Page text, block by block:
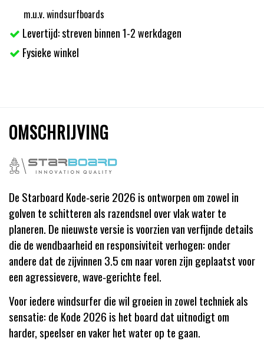
m.u.v. windsurfboards
Levertijd: streven binnen 1-2 werkdagen
Fysieke winkel
OMSCHRIJVING
De Starboard Kode‑serie 2026 is ontworpen om zowel in
golven te schitteren als razendsnel over vlak water te
planeren. De nieuwste versie is voorzien van verfijnde details
die de wendbaarheid en responsiviteit verhogen: onder
andere dat de zijvinnen 3.5 cm naar voren zijn geplaatst voor
een agressievere, wave‑gerichte feel.
Voor iedere windsurfer die wil groeien in zowel techniek als
sensatie: de Kode 2026 is het board dat uitnodigt om
harder, speelser en vaker het water op te gaan.